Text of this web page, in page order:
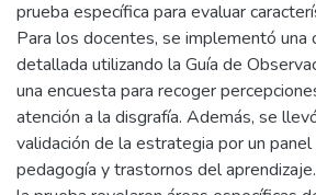
prueba específica para evaluar
Para los docentes, se implementó una
detallada utilizando la Guía de
una encuesta para recoger
atención a la disgrafía. Además, se
validación de la estrategia por un
pedagogía y trastornos del